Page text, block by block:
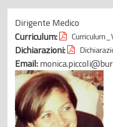
Dirigente Medico
Curriculum:
Dichiarazioni:
Email: